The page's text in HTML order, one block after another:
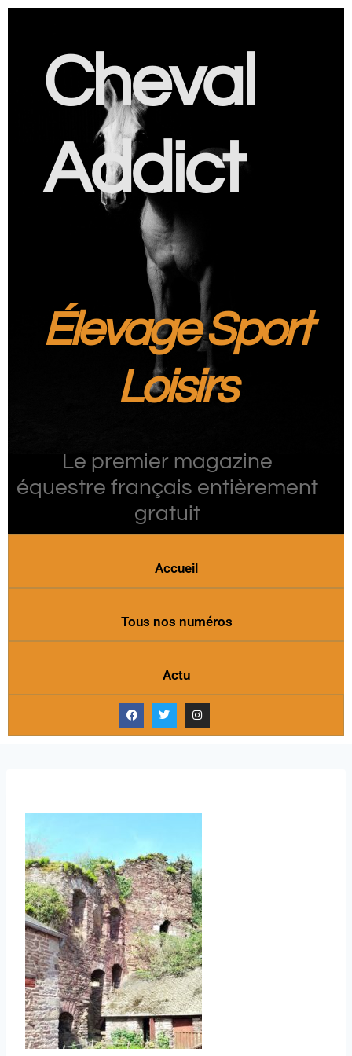
Cheval
Addict
Élevage Sport
Loisirs
Le premier magazine
équestre français entièrement
gratuit
Accueil
Tous nos numéros
Actu